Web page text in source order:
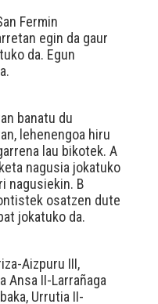
Fermin
egin da gaur
da. Egun
banatu du
lehenengoa hiru
lau bikotek. A
nagusia jokatuko
nagusiekin. B
osatzen dute
jokatuko da.
Aizpuru III,
Ansa II-Larrañaga
Urrutia II-